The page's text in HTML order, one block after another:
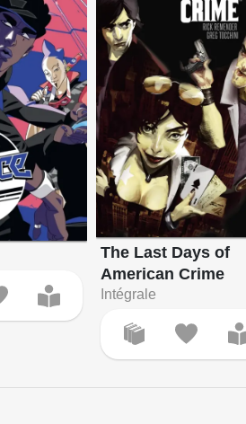
The Last Days of
American Crime
Intégrale